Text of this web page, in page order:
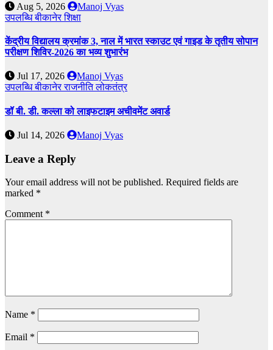
Aug 5, 2026
Manoj Vyas
उपलब्धिबीकानेरशिक्षा
केंद्रीय विद्यालय क्रमांक 3, नाल में भारत स्काउट एवं गाइड के तृतीय सोपान
परीक्षण शिविर-2026 का भव्य शुभारंभ
Jul 17, 2026
Manoj Vyas
उपलब्धिबीकानेरराजनीतिलोकतंत्र
डॉ बी. डी. कल्ला को लाइफटाइम अचीवमेंट अवार्ड
Jul 14, 2026 Manoj Vyas
Leave a Reply
Your email address will not be published. Required fields are
marked *
Comment *
Name *
Email *